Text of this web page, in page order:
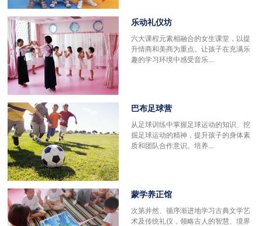
乐动礼仪坊
六大课程元素相融合的女生课堂，以提
升情商和美商为重点。让孩子在充满乐
趣的学习环境中感受音乐...
巴布足球营
从足球训练中掌握足球运动的知识、挖
掘足球运动的精神，提升孩子的身体素
质和团队合作意识。培养...
蒙学养正馆
次第井然、循序渐进地学习古典文学艺
术及传统礼仪，领略古人的智慧、境界